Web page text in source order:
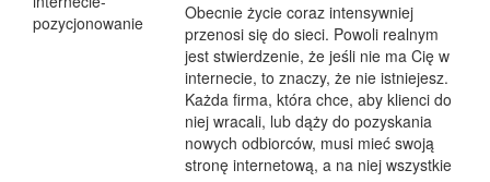
Obecnie życie coraz intensywniej
przenosi się do sieci. Powoli realnym
jest stwierdzenie, że jeśli nie ma Cię w
internecie, to znaczy, że nie istniejesz.
Każda firma, która chce, aby klienci do
niej wracali, lub dąży do pozyskania
nowych odbiorców, musi mieć swoją
stronę internetową, a na niej wszystkie